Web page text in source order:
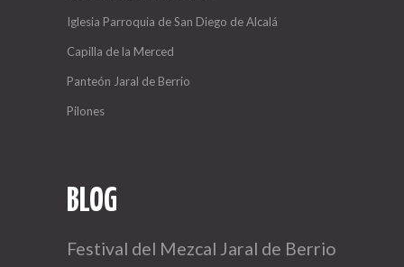
Iglesia Parroquia de San Diego de Alcalá
Capilla de la Merced
Panteón Jaral de Berrio
Pilones
BLOG
Festival del Mezcal Jaral de Berrio